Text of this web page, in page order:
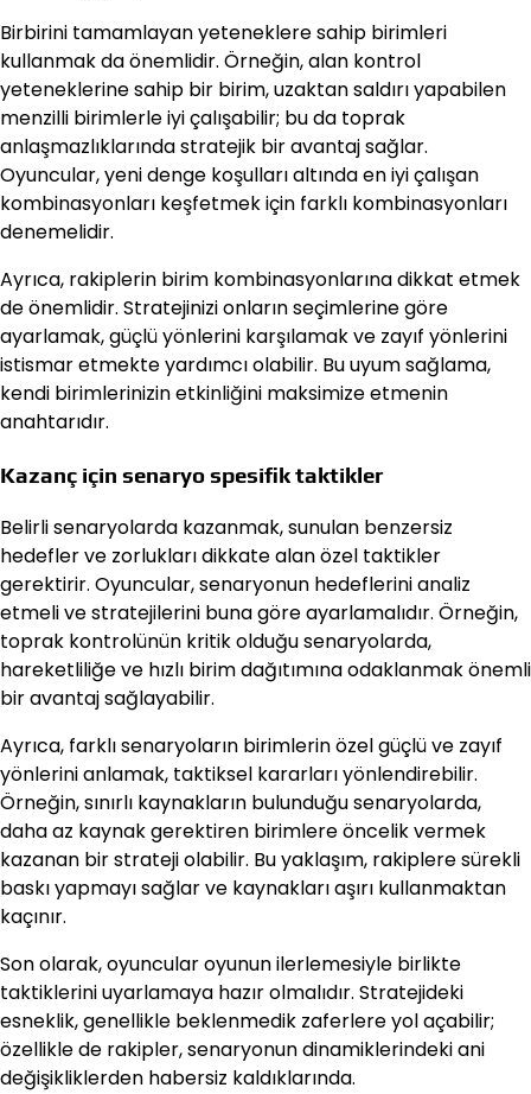
Birbirini tamamlayan yeteneklere sahip birimleri
kullanmak da önemlidir. Örneğin, alan kontrol
yeteneklerine sahip bir birim, uzaktan saldırı yapabilen
menzilli birimlerle iyi çalışabilir; bu da toprak
anlaşmazlıklarında stratejik bir avantaj sağlar.
Oyuncular, yeni denge koşulları altında en iyi çalışan
kombinasyonları keşfetmek için farklı kombinasyonları
denemelidir.
Ayrıca, rakiplerin birim kombinasyonlarına dikkat etmek
de önemlidir. Stratejinizi onların seçimlerine göre
ayarlamak, güçlü yönlerini karşılamak ve zayıf yönlerini
istismar etmekte yardımcı olabilir. Bu uyum sağlama,
kendi birimlerinizin etkinliğini maksimize etmenin
anahtarıdır.
Kazanç için senaryo spesifik taktikler
Belirli senaryolarda kazanmak, sunulan benzersiz
hedefler ve zorlukları dikkate alan özel taktikler
gerektirir. Oyuncular, senaryonun hedeflerini analiz
etmeli ve stratejilerini buna göre ayarlamalıdır. Örneğin,
toprak kontrolünün kritik olduğu senaryolarda,
hareketliliğe ve hızlı birim dağıtımına odaklanmak önemli
bir avantaj sağlayabilir.
Ayrıca, farklı senaryoların birimlerin özel güçlü ve zayıf
yönlerini anlamak, taktiksel kararları yönlendirebilir.
Örneğin, sınırlı kaynakların bulunduğu senaryolarda,
daha az kaynak gerektiren birimlere öncelik vermek
kazanan bir strateji olabilir. Bu yaklaşım, rakiplere sürekli
baskı yapmayı sağlar ve kaynakları aşırı kullanmaktan
kaçınır.
Son olarak, oyuncular oyunun ilerlemesiyle birlikte
taktiklerini uyarlamaya hazır olmalıdır. Stratejideki
esneklik, genellikle beklenmedik zaferlere yol açabilir;
özellikle de rakipler, senaryonun dinamiklerindeki ani
değişikliklerden habersiz kaldıklarında.